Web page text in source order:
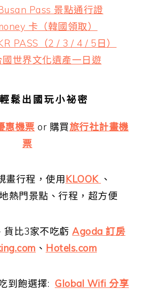
Pass 景點通行證
卡（韓國領取）
PASS（2 / 3 / 4 / 5日）
世界文化遺產一日遊
鬆出國玩小祕密
惠機票 or 購買旅行社計畫機
票
畫行程，使用KLOOK 、
熱門景點、行程，超方便
貨比3家不吃虧Agoda 訂房
、 Hotels.com
到飽選擇: Global Wifi 分享